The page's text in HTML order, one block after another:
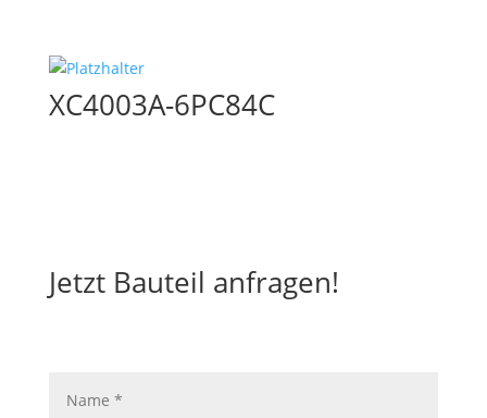
XC4003A-6PC84C
Jetzt Bauteil anfragen!